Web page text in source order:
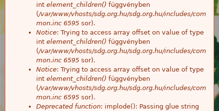
int element_children() függvényben
(/var/www/vhosts/sdg.org.hu/sdg.org.hu/includes/com
mon.inc 6595 sor).
Notice: Trying to access array offset on value of type
int element_children() függvényben
(/var/www/vhosts/sdg.org.hu/sdg.org.hu/includes/com
mon.inc 6595 sor).
Notice: Trying to access array offset on value of type
int element_children() függvényben
(/var/www/vhosts/sdg.org.hu/sdg.org.hu/includes/com
mon.inc 6595 sor).
Deprecated function: implode(): Passing glue string